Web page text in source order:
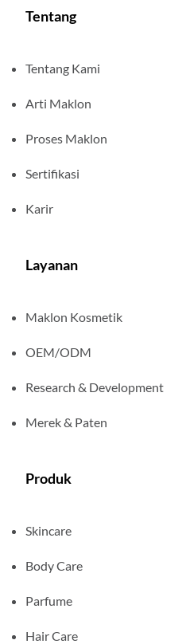
Tentang
Tentang Kami
Arti Maklon
Proses Maklon
Sertifikasi
Karir
Layanan
Maklon Kosmetik
OEM/ODM
Research & Development
Merek & Paten
Produk
Skincare
Body Care
Parfume
Hair Care